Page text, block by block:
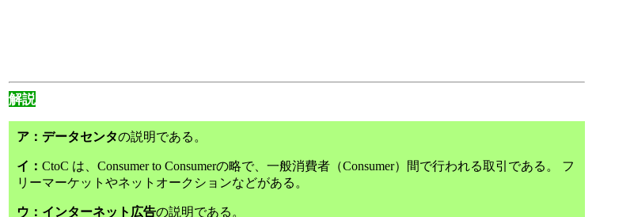
解説
ア：データセンタの説明である。
イ： CtoC は、Consumer to Consumerの略で、一般消費者（Consumer）間で行われる取引である。 フ
リーマーケットやネットオークションなどがある。
ウ：インターネット広告の説明である。